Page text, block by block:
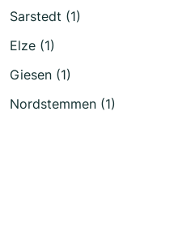
Sarstedt (1)
Elze (1)
Giesen (1)
Nordstemmen (1)